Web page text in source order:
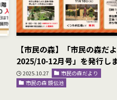
【市民の森】「市民の森だ
2025/10-12月号」を発行し
2025.10.27
市民の森だより
市民の森 鏡伝池